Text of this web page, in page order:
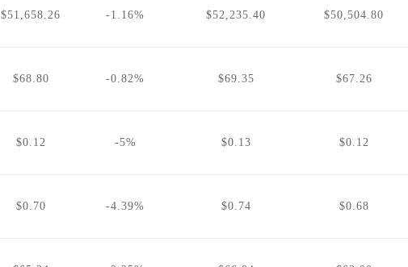
$51,658.26 -1.16% $52,235.40 $50,504.80
$68.80 -0.82% $69.35 $67.26
$0.12 -5% $0.13 $0.12
$0.70 -4.39% $0.74 $0.68